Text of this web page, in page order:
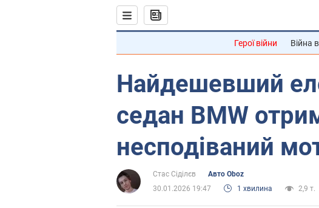
Герої війни Війна
Найдешевший
седан BMW
несподіваний
Стас Сіділєв
Авто Oboz
30.01.2026 19:47
1 хвилина 2,9 т.